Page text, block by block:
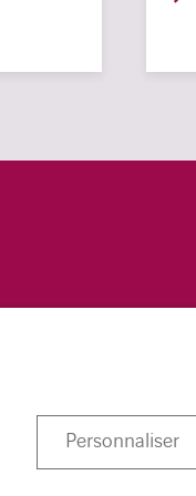
Personnaliser